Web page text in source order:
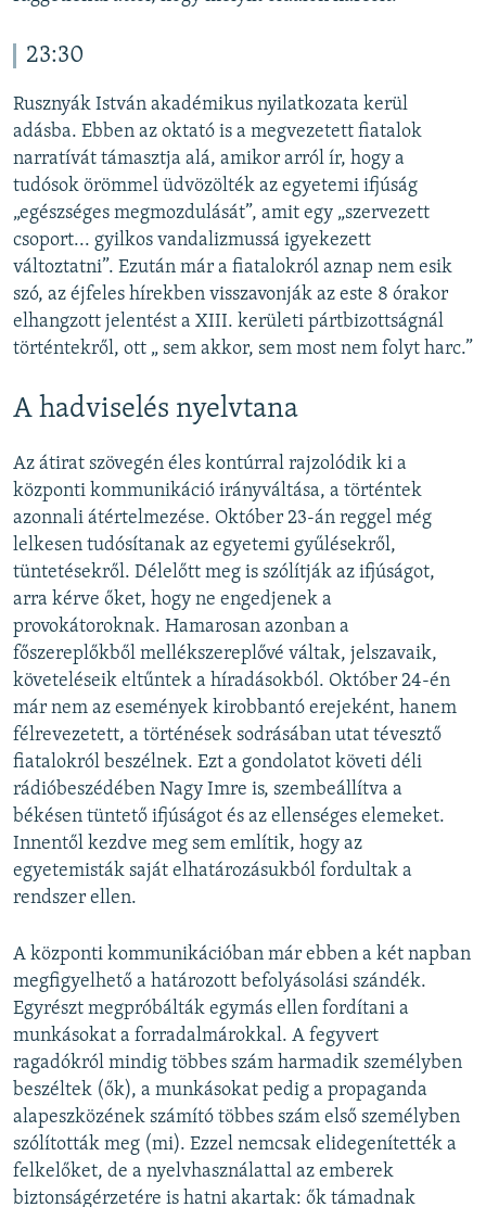
23:30
Rusznyák István akadémikus nyilatkozata kerül
adásba. Ebben az oktató is a megvezetett fiatalok
narratívát támasztja alá, amikor arról ír, hogy a
tudósok örömmel üdvözölték az egyetemi ifjúság
„egészséges megmozdulását”, amit egy „szervezett
csoport... gyilkos vandalizmussá igyekezett
változtatni”. Ezután már a fiatalokról aznap nem esik
szó, az éjfeles hírekben visszavonják az este 8 órakor
elhangzott jelentést a XIII. kerületi pártbizottságnál
történtekről, ott „ sem akkor, sem most nem folyt harc.”
A hadviselés nyelvtana
Az átirat szövegén éles kontúrral rajzolódik ki a
központi kommunikáció irányváltása, a történtek
azonnali átértelmezése. Október 23-án reggel még
lelkesen tudósítanak az egyetemi gyűlésekről,
tüntetésekről. Délelőtt meg is szólítják az ifjúságot,
arra kérve őket, hogy ne engedjenek a
provokátoroknak. Hamarosan azonban a
főszereplőkből mellékszereplővé váltak, jelszavaik,
követeléseik eltűntek a híradásokból. Október 24-én
már nem az események kirobbantó erejeként, hanem
félrevezetett, a történések sodrásában utat tévesztő
fiatalokról beszélnek. Ezt a gondolatot követi déli
rádióbeszédében Nagy Imre is, szembeállítva a
békésen tüntető ifjúságot és az ellenséges elemeket.
Innentől kezdve meg sem említik, hogy az
egyetemisták saját elhatározásukból fordultak a
rendszer ellen.
A központi kommunikációban már ebben a két napban
megfigyelhető a határozott befolyásolási szándék.
Egyrészt megpróbálták egymás ellen fordítani a
munkásokat a forradalmárokkal. A fegyvert
ragadókról mindig többes szám harmadik személyben
beszéltek (ők), a munkásokat pedig a propaganda
alapeszközének számító többes szám első személyben
szólították meg (mi). Ezzel nemcsak elidegenítették a
felkelőket, de a nyelvhasználattal az emberek
biztonságérzetére is hatni akartak: ők támadnak